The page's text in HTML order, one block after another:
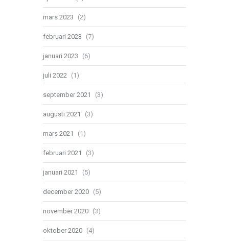
mars 2023 (2)
februari 2023 (7)
januari 2023 (6)
juli 2022 (1)
september 2021 (3)
augusti 2021 (3)
mars 2021 (1)
februari 2021 (3)
januari 2021 (5)
december 2020 (5)
november 2020 (3)
oktober 2020 (4)